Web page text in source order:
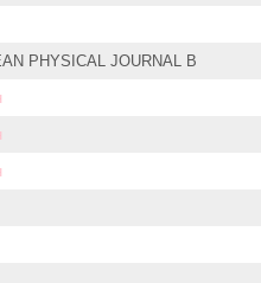
PHYSICAL JOURNAL B